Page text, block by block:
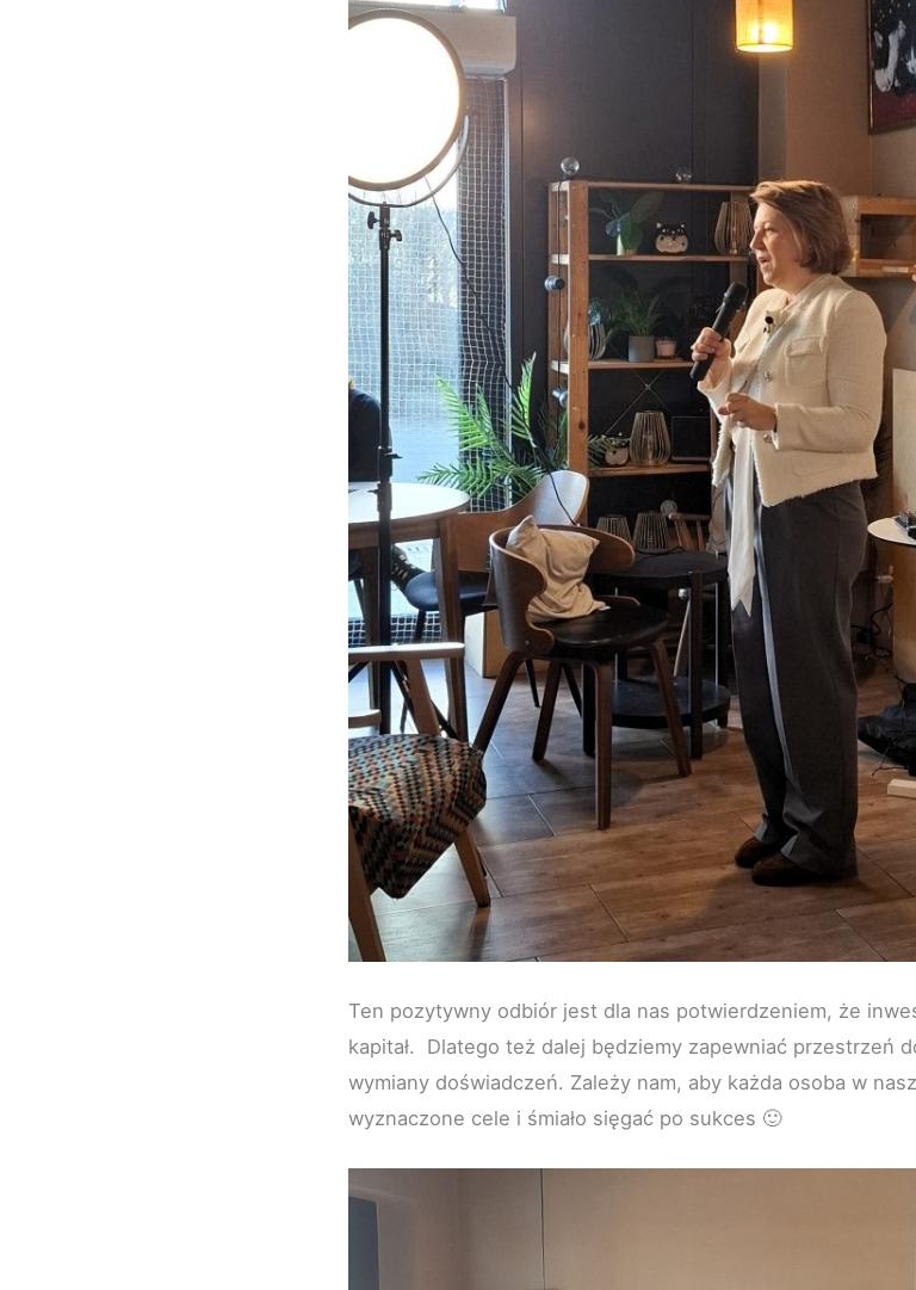
Ten pozytywny odbiór jest dla nas potwierdzeniem, że
kapitał. Dlatego też dalej będziemy zapewniać przestrzeń
wymiany doświadczeń. Zależy nam, aby każda osoba w
wyznaczone cele i śmiało sięgać po sukces 🙂